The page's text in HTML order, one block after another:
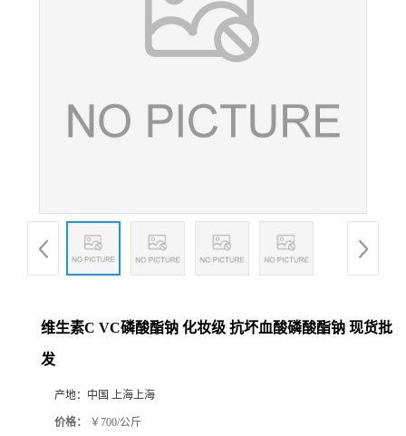
维生素C VC磷酸酯钠 化妆级 抗坏血酸磷酸酯钠 现货批
发
产地： 中国 上海上海
价格： ￥700/公斤